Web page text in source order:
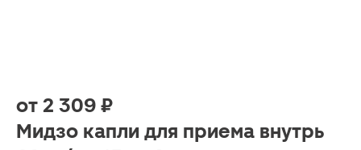
от 2 309 ₽
Мидзо капли для приема внутрь